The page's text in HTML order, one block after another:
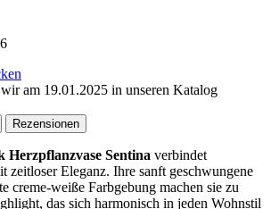
am 19.01.2025 in unseren Katalog
Rezensionen
Herzpflanzvase Sentina verbindet
zeitloser Eleganz. Ihre sanft geschwungene
creme-weiße Farbgebung machen sie zu
das sich harmonisch in jeden Wohnstil